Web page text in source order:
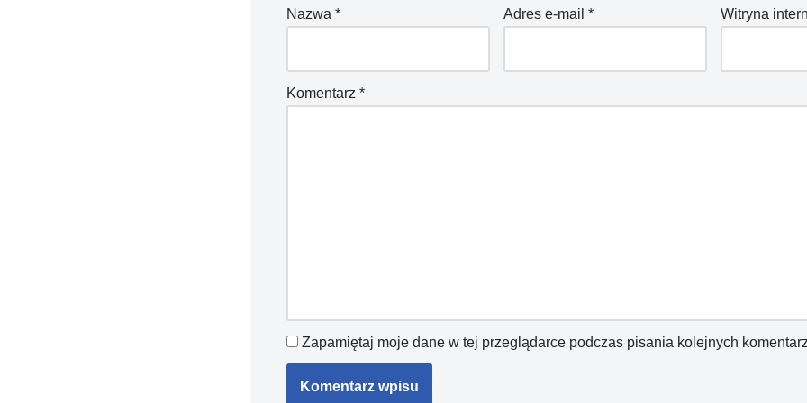
Nazwa * Adres e-mail * Witryna
Komentarz *
Zapamiętaj moje dane w tej przeglądarce podczas pisania kolejnych